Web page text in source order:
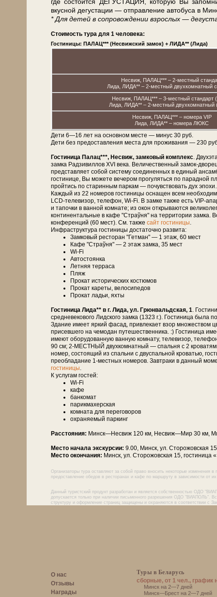
вкусной де­густа­ции — отправление ав­то­бу­са в
* Для де­тей в сопровождении взрос­лых —
Стоимость тура для 1 человека:
Гостиницы: ПАЛАЦ*** (Несвижский замок) + ЛИДА** (Лида)
Несвиж, ПАЛАЦ*** – 2-местный
Лида, ЛИДА** – 2-местный двухкомнатный
Несвиж, ПАЛАЦ*** – 3-местный стандарт
Лида, ЛИДА** – 2-местный двухкомнатный
Несвиж, ПАЛАЦ*** – номера VIP
Лида, ЛИДА** – номера ЛЮКС
Дети 6—16 лет на основном месте — минус 30 руб.
Дети без предоставления места для проживания — 230
Гостиница Палац***, Несвиж, замковый комплекс.
замка Радзивиллов XVI века. Величественный замок-
представляет собой систему соединенных в единый
гостинице, Вы можете вечером прогуляться по парадной
пройтись по старинным паркам — почувствовать дух
Каждый из 22 номеров гостиницы оснащен всем
LCD-телевизор, телефон, Wi-Fi. В замке также есть VIP-
и тапочки в ванной комнате; из окон открываются
континентальные в кафе "Страўня" на территории замка.
конференций (60 мест). См. также сайт гостиницы.
Инфраструктура гостиницы достаточно развита:
Замковый ресторан "Гетман" — 1 этаж, 60 мест
Кафе "Страўня" — 2 этаж замка, 35 мест
Wi-Fi
Автостоянка
Летняя терраса
Пляж
Прокат исторических костюмов
Прокат кареты, велосипедов
Прокат ладьи, яхты
Гостиница Лида** в г. Лида, ул. Грюнвальдская, 1.
средневекового Лидского замка (1323 г.). Гостиница была
Здание имеет яркий фасад, привлекает взор множеством
присевшего на чемодан путешественника. :) Гостиница
имеют оборудованную ванную комнату, телевизор,
90 см; 2-МЕСТНЫЙ двухкомнатный — спальня с 2
номер, состоящий из спальни с двуспальной кроватью,
преобладание 1-местных номеров. Завтраки в данный
гостиницы.
К услугам гостей:
Wi-Fi
кафе
банкомат
парикмахерская
комната для переговоров
охраняемый паркинг
Расстояния: Минск—Не­свиж 120 км, Не­свиж—Мир 30 км,
Место начала экскурсии: 9.00, Минск, ул. Сторожовская
Место окончания: Минск, ул. Сторожовская 15, гостиница
Организаторы тура оставляют за собой право вносить некоторые изменения
предоставление обедов в ресторанах и кафе по маршруту в зависимости от их
Данный туристский продукт разработан и является собственностью ОДО
допускается только при наличии письменного разрешения ОДО "ВИАПОЛЬ".
структуру и оформление страниц защищены и охраняются в соответствии с
О нас
Отзывы
Награды
Туры в Беларусь
сборные, от 1 чел., график
Минск на 2—7 дней
Минск—Брест на 2—7 дней